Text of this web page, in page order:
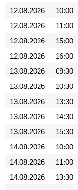
12.08.2026
10:00
12.08.2026
11:00
12.08.2026
15:00
12.08.2026
16:00
13.08.2026
09:30
13.08.2026
10:30
13.08.2026
13:30
13.08.2026
14:30
13.08.2026
15:30
14.08.2026
10:00
14.08.2026
11:00
14.08.2026
13:30